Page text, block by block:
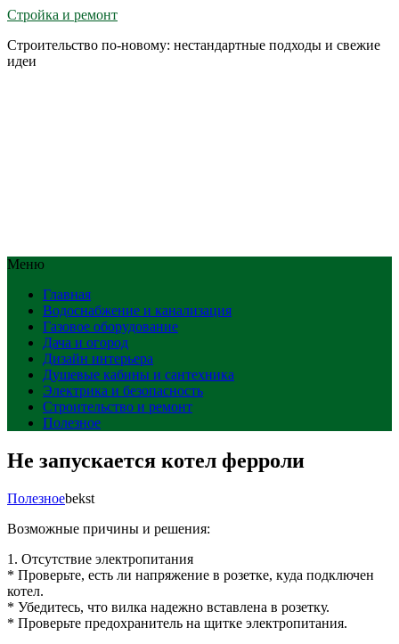
Стройка и ремонт
Строительство по-новому: нестандартные подходы и свежие
идеи
Меню
Главная
Водоснабжение и канализация
Газовое оборудование
Дача и огород
Дизайн интерьера
Душевые кабины и сантехника
Электрика и безопасность
Строительство и ремонт
Полезное
Не запускается котел ферроли
Полезноеbekst
Возможные причины и решения:
1. Отсутствие электропитания
* Проверьте, есть ли напряжение в розетке, куда подключен
котел.
* Убедитесь, что вилка надежно вставлена в розетку.
* Проверьте предохранитель на щитке электропитания.